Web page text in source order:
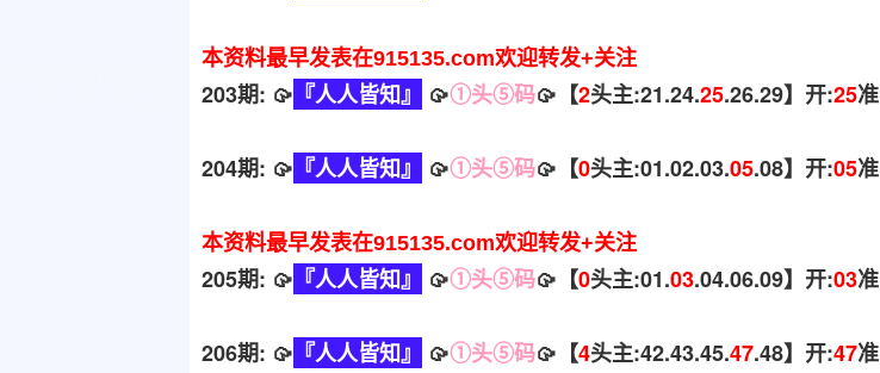
本资料最早发表在915135.com欢迎转发+关注
203期: 🥠 『人人皆知』 🥠①头⑤码🥠【2头主:21.24.25.26.29】开:25准
204期: 🥠 『人人皆知』 🥠①头⑤码🥠【0头主:01.02.03.05.08】开:05准
本资料最早发表在915135.com欢迎转发+关注
205期: 🥠 『人人皆知』 🥠①头⑤码🥠【0头主:01.03.04.06.09】开:03准
206期: 🥠 『人人皆知』 🥠①头⑤码🥠【4头主:42.43.45.47.48】开:47准